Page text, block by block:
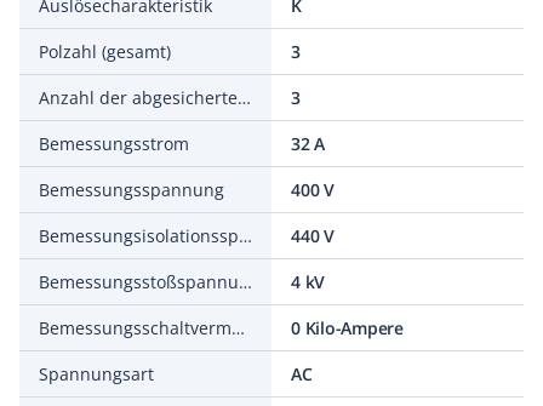
Auslösecharakteristik
K
Polzahl (gesamt)
3
Anzahl der abgesicherten Pole
3
Bemessungsstrom
32 A
Bemessungsspannung
400 V
Bemessungsisolationsspannung Ui
440 V
Bemessungsstoßspannungsfestigkeit Uimp
4 kV
Bemessungsschaltvermögen Icn nach EN 60898 bei 230 V
0 Kilo-Ampere
Spannungsart
AC